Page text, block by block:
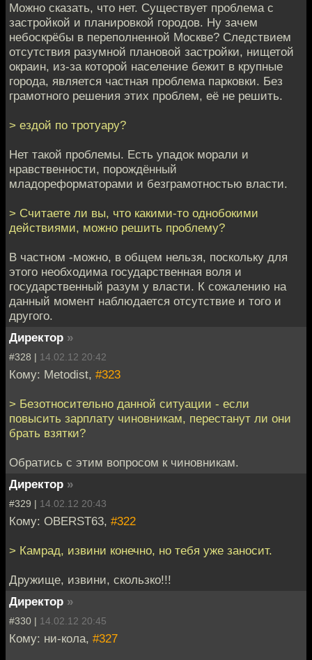
Можно сказать, что нет. Существует проблема с
застройкой и планировкой городов. Ну зачем
небоскрёбы в переполненной Москве? Следствием
отсутствия разумной плановой застройки, нищетой
окраин, из-за которой население бежит в крупные
города, является частная проблема парковки. Без
грамотного решения этих проблем, её не решить.
> ездой по тротуару?
Нет такой проблемы. Есть упадок морали и
нравственности, порождённый
младореформаторами и безграмотностью власти.
> Считаете ли вы, что какими-то однобокими
действиями, можно решить проблему?
В частном -можно, в общем нельзя, поскольку для
этого необходима государственная воля и
государственный разум у власти. К сожалению на
данный момент наблюдается отсутствие и того и
другого.
Директор »
#328 | 14.02.12 20:42
Кому: Metodist, #323
> Безотносительно данной ситуации - если
повысить зарплату чиновникам, перестанут ли они
брать взятки?
Обратись с этим вопросом к чиновникам.
Директор »
#329 | 14.02.12 20:43
Кому: OBERST63, #322
> Камрад, извини конечно, но тебя уже заносит.
Дружище, извини, скользко!!!
Директор »
#330 | 14.02.12 20:45
Кому: ни-кола, #327